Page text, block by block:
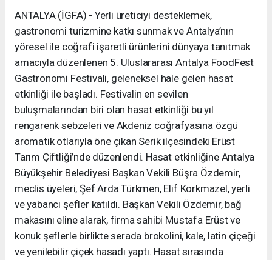
ANTALYA (İGFA) - Yerli üreticiyi desteklemek,
gastronomi turizmine katkı sunmak ve Antalya’nın
yöresel ile coğrafi işaretli ürünlerini dünyaya tanıtmak
amacıyla düzenlenen 5. Uluslararası Antalya FoodFest
Gastronomi Festivali, geleneksel hale gelen hasat
etkinliği ile başladı. Festivalin en sevilen
buluşmalarından biri olan hasat etkinliği bu yıl
rengarenk sebzeleri ve Akdeniz coğrafyasına özgü
aromatik otlarıyla öne çıkan Serik ilçesindeki Erüst
Tarım Çiftliği’nde düzenlendi. Hasat etkinliğine Antalya
Büyükşehir Belediyesi Başkan Vekili Büşra Özdemir,
meclis üyeleri, Şef Arda Türkmen, Elif Korkmazel, yerli
ve yabancı şefler katıldı. Başkan Vekili Özdemir, bağ
makasını eline alarak, firma sahibi Mustafa Erüst ve
konuk şeflerle birlikte serada brokolini, kale, latin çiçeği
ve yenilebilir çiçek hasadı yaptı. Hasat sırasında